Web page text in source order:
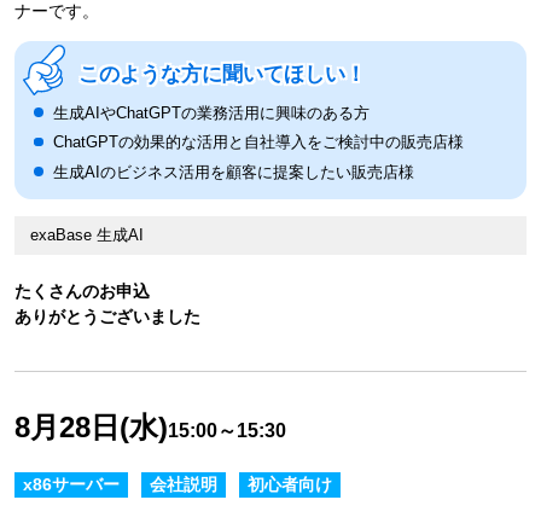
たくさんのお申込
ありがとうございました
ナーです。
このような方に聞いてほしい！
生成AIやChatGPTの業務活用に興味のある方
ChatGPTの効果的な活用と自社導入をご検討中の販売店様
生成AIのビジネス活用を顧客に提案したい販売店様
exaBase 生成AI
8月28日(水)15:00～15:30
x86サーバー 会社説明 初心者向け